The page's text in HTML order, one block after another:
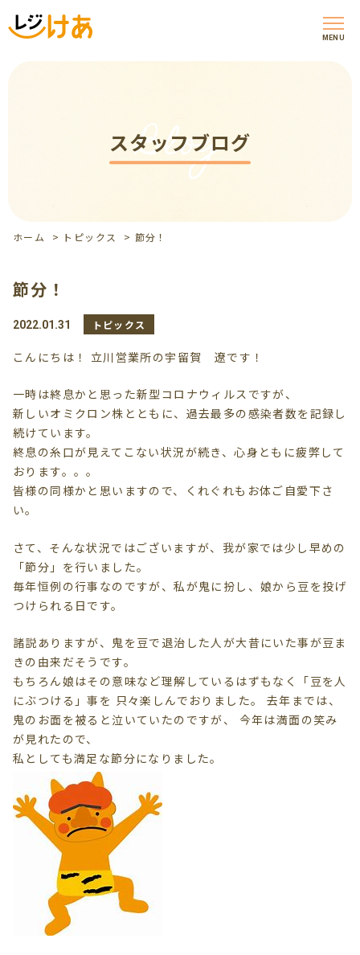
MENU
スタッフブログ
Blog
ホーム > トピックス > 節分！
節分！
2022.01.31 トピックス
こんにちは！ 立川営業所の宇留賀 遼です！
一時は終息かと思った新型コロナウィルスですが、
新しいオミクロン株とともに、過去最多の感染者数を記録し
続けています。
終息の糸口が見えてこない状況が続き、心身ともに疲弊して
おります。。。
皆様の同様かと思いますので、くれぐれもお体ご自愛下さ
い。
さて、そんな状況ではございますが、我が家では少し早めの
「節分」を行いました。
毎年恒例の行事なのですが、私が鬼に扮し、娘から豆を投げ
つけられる日です。
諸説ありますが、鬼を豆で退治した人が大昔にいた事が豆ま
きの由来だそうです。
もちろん娘はその意味など理解しているはずもなく「豆を人
にぶつける」事を 只々楽しんでおりました。 去年までは、
鬼のお面を被ると泣いていたのですが、 今年は満面の笑み
が見れたので、
私としても満足な節分になりました。